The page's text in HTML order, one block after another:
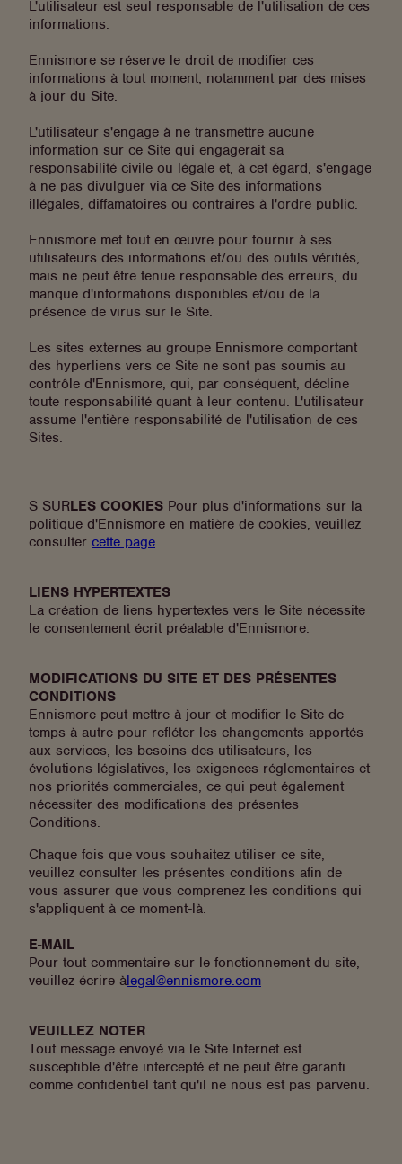
L'utilisateur est seul responsable de l'utilisation de ces
informations.
Ennismore se réserve le droit de modifier ces
informations à tout moment, notamment par des mises
à jour du Site.
L'utilisateur s'engage à ne transmettre aucune
information sur ce Site qui engagerait sa
responsabilité civile ou légale et, à cet égard, s'engage
à ne pas divulguer via ce Site des informations
illégales, diffamatoires ou contraires à l'ordre public.
Ennismore met tout en œuvre pour fournir à ses
utilisateurs des informations et/ou des outils vérifiés,
mais ne peut être tenue responsable des erreurs, du
manque d'informations disponibles et/ou de la
présence de virus sur le Site.
Les sites externes au groupe Ennismore comportant
des hyperliens vers ce Site ne sont pas soumis au
contrôle d'Ennismore, qui, par conséquent, décline
toute responsabilité quant à leur contenu. L'utilisateur
assume l'entière responsabilité de l'utilisation de ces
Sites.
S SURLES COOKIES Pour plus d'informations sur la
politique d'Ennismore en matière de cookies, veuillez
consulter cette page.
LIENS HYPERTEXTES
La création de liens hypertextes vers le Site nécessite
le consentement écrit préalable d'Ennismore.
MODIFICATIONS DU SITE ET DES PRÉSENTES
CONDITIONS
Ennismore peut mettre à jour et modifier le Site de
temps à autre pour refléter les changements apportés
aux services, les besoins des utilisateurs, les
évolutions législatives, les exigences réglementaires et
nos priorités commerciales, ce qui peut également
nécessiter des modifications des présentes
Conditions.
Chaque fois que vous souhaitez utiliser ce site,
veuillez consulter les présentes conditions afin de
vous assurer que vous comprenez les conditions qui
s'appliquent à ce moment-là.
E-MAIL
Pour tout commentaire sur le fonctionnement du site,
veuillez écrire àlegal@ennismore.com
VEUILLEZ NOTER
Tout message envoyé via le Site Internet est
susceptible d'être intercepté et ne peut être garanti
comme confidentiel tant qu'il ne nous est pas parvenu.